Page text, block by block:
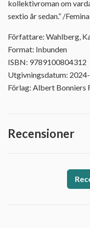
kollektivroman om
sextio år sedan.” /Femina
Författare: Wahlberg,
Format: Inbunden
ISBN: 9789100804312
Utgivningsdatum:
Förlag: Albert Bonniers
Recensioner